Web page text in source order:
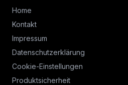
Home
Kontakt
Impressum
Datenschutzerklärung
Cookie-Einstellungen
Produktsicherheit